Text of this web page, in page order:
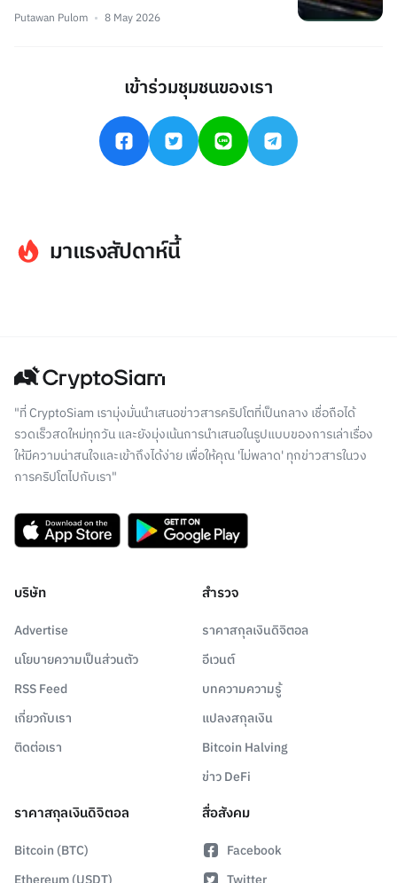
Putawan Pulom 8 May 2026
เข้าร่วมชุมชนของเรา
มาแรงสัปดาห์นี้
"ที่ CryptoSiam เรามุ่งมั่นนำเสนอข่าวสารคริปโตที่เป็นกลาง เชื่อถือได้
รวดเร็วสดใหม่ทุกวัน และยังมุ่งเน้นการนำเสนอในรูปแบบของการเล่าเรื่อง
ให้มีความน่าสนใจและเข้าถึงได้ง่าย เพื่อให้คุณ 'ไม่พลาด' ทุกข่าวสารในวง
การคริปโตไปกับเรา"
บริษัท
Advertise
นโยบายความเป็นส่วนตัว
RSS Feed
เกี่ยวกับเรา
ติดต่อเรา
สำรวจ
ราคาสกุลเงินดิจิตอล
อีเวนต์
บทความความรู้
แปลงสกุลเงิน
Bitcoin Halving
ข่าว DeFi
ราคาสกุลเงินดิจิตอล
Bitcoin (BTC)
สื่อสังคม
Facebook